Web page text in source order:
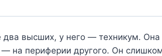
высших, у него — техникум.
— на периферии другого. Он